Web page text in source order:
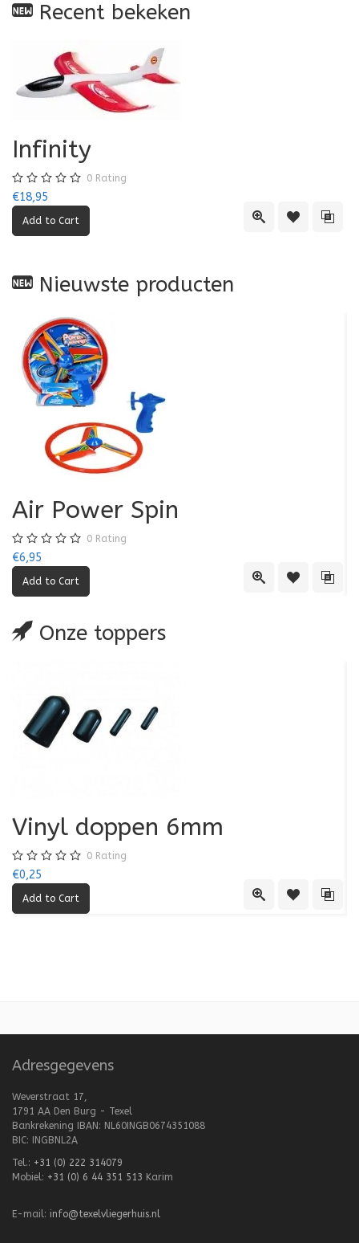
Recent bekeken
Quick ViewAdd to Add
Infinity
0 Rating
€18,95
Nieuwste producten
Quick ViewAdd to Add
Air Power Spin
0 Rating
€6,95
Onze toppers
Quick ViewAdd to Add
Vinyl doppen 6mm
0 Rating
€0,25
Adresgegevens
Weverstraat 17,
1791 AA Den Burg - Texel
Bankrekening IBAN: NL60INGB0674351088
BIC: INGBNL2A
Tel.: +31 (0) 222 314079
Mobiel: +31 (0) 6 44 351 513 Karim
E-mail: info@texelvliegerhuis.nl